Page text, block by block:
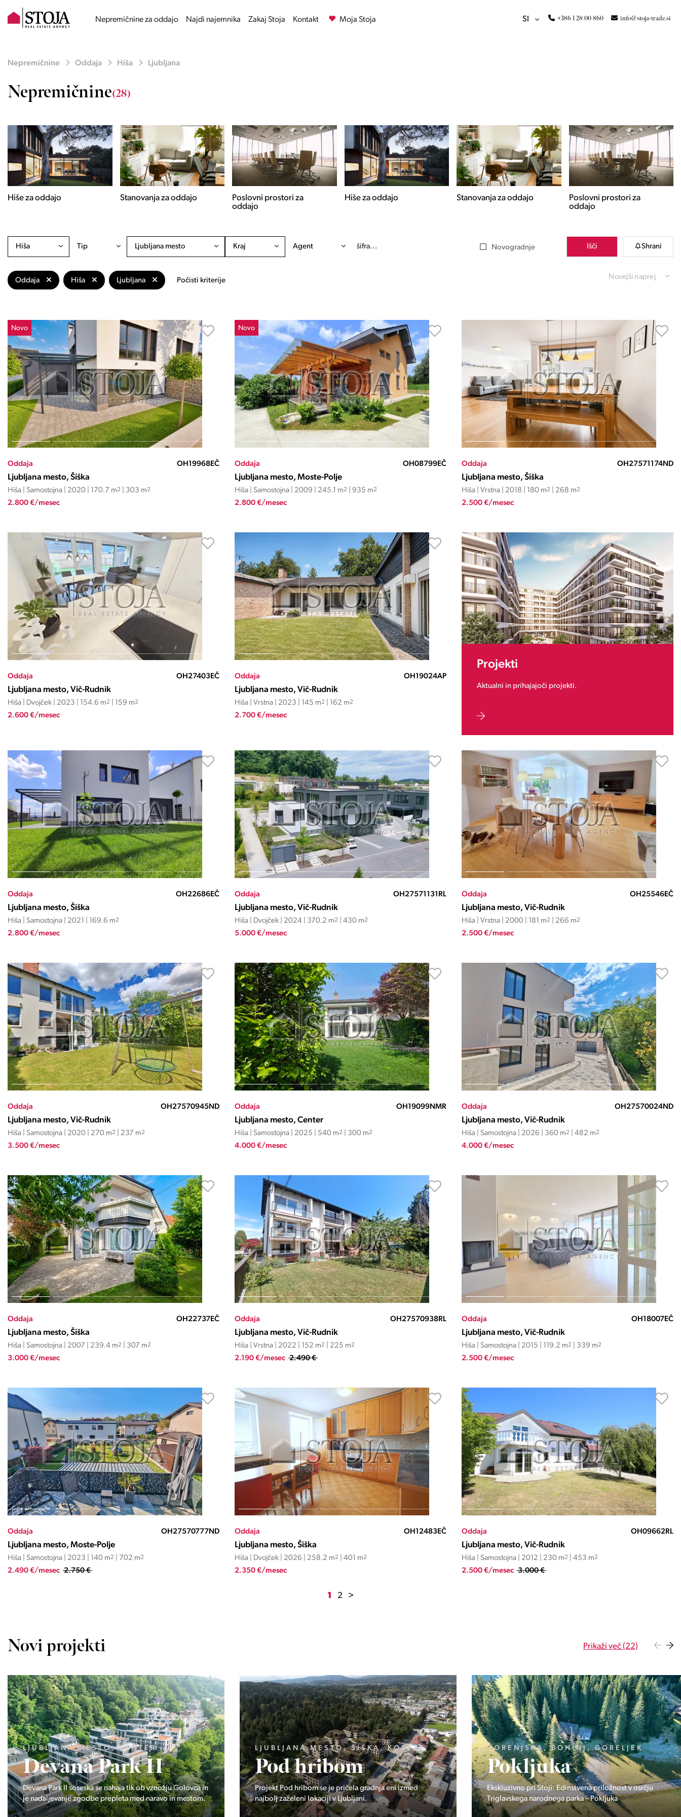
Nepremičnine za oddajo Najdi najemnika Zakaj Stoja Kontakt Moja Stoja SI +386 1 28 00 860 info@stoja-trade.si
Nepremičnine Oddaja Hiša Ljubljana
Nepremičnine(28)
Stanovanja za oddajo
Poslovni prostori za
Hiše za oddajo Stanovanja za oddajo
Poslovni prostori za
Hiše za oddajo
Hiša Tip Ljubljana mesto Kraj Agent Novogradnje Išči Shrani
Oddaja Hiša Ljubljana Počisti kriterije Novejši naprej
Novo
Oddaja OH19968EČ
Ljubljana mesto, Šiška
Hiša | Samostojna | 2020 | 170.7 m2 | 303 m2
2.800 €/mesec
Novo
Oddaja OH08799EČ
Ljubljana mesto, Moste-Polje
Hiša | Samostojna | 2009 | 245.1 m2| 935 m2
2.800 €/mesec
Oddaja OH27571174ND
Ljubljana mesto, Šiška
Hiša | Vrstna | 2018 | 180 m2| 268 m2
2.500 €/mesec
Oddaja OH27403EČ
Ljubljana mesto, Vič-Rudnik
Hiša | Dvojček | 2023 | 154.6 m2 | 159 m2
2.600 €/mesec
Oddaja OH19024AP
Ljubljana mesto, Vič-Rudnik
Hiša | Vrstna | 2023 | 145 m2| 162 m2
2.700 €/mesec
Projekti
Aktualni in prihajajoči projekti.
Oddaja OH22686EČ
Ljubljana mesto, Šiška
Hiša | Samostojna | 2021 | 169.6 m2
2.800 €/mesec
Oddaja OH27571131RL
Ljubljana mesto, Vič-Rudnik
Hiša | Dvojček | 2024 | 370.2 m2| 430 m2
5.000 €/mesec
Oddaja OH25546EČ
Ljubljana mesto, Vič-Rudnik
Hiša | Vrstna | 2000 | 181 m2| 266 m2
2.500 €/mesec
Oddaja OH27570945ND
Ljubljana mesto, Vič-Rudnik
Hiša | Samostojna | 2020 | 270 m2 | 237 m2
3.500 €/mesec
Oddaja OH19099NMR
Ljubljana mesto, Center
Hiša | Samostojna | 2025 | 540 m2| 300 m2
4.000 €/mesec
Oddaja OH27570024ND
Ljubljana mesto, Vič-Rudnik
Hiša | Samostojna | 2026 | 360 m2| 482 m2
4.000 €/mesec
Oddaja OH22737EČ
Ljubljana mesto, Šiška
Hiša | Samostojna | 2007 | 239.4 m2 | 307 m2
3.000 €/mesec
Oddaja OH27570938RL
Ljubljana mesto, Vič-Rudnik
Hiša | Vrstna | 2022 | 152 m2| 225 m2
2.190 €/mesec 2.490 €
Oddaja OH18007EČ
Ljubljana mesto, Vič-Rudnik
Hiša | Samostojna | 2015 | 119.2 m2| 339 m2
2.500 €/mesec
Oddaja OH27570777ND
Ljubljana mesto, Moste-Polje
Hiša | Samostojna | 2023 | 140 m2 | 702 m2
2.490 €/mesec 2.750 €
Oddaja OH12483EČ
Ljubljana mesto, Šiška
Hiša | Dvojček | 2026 | 258.2 m2| 401 m2
2.350 €/mesec
Oddaja OH09662RL
Ljubljana mesto, Vič-Rudnik
Hiša | Samostojna | 2012 | 230 m2| 453 m2
2.500 €/mesec 3.000 €
1 2 >
Novi projekti Prikaži več (22)
LJUBLJANA MESTO, ŠIŠKA, KOSEZE
Pod hribom
Projekt Pod hribom se je pričela gradnja eni izmed
najbolj zaželeni lokaciji v Ljubljani.
GORENJSKA, BOHINJ, GORELJEK
Pokljuka
Ekskluzivno pri Stoji: Edinstvena priložnost v osrčju
Triglavskega narodnega parka – Pokljuka
OBALNO - KRAŠKA, PIRAN, PORTOROŽ
Vila Olea
Zasebna rezidenca treh ekskluzivnih domov v Portorožu.